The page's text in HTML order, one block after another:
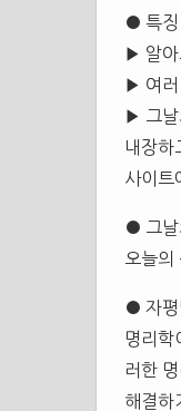
● 특징
▶ 알아
▶ 여러
▶ 그날
내장하
사이트
● 그날
오늘의
● 자평
명리학
러한
해결하